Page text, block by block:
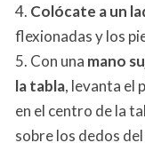
4. Colócate a un
flexionadas y los
5. Con una mano
la tabla, levanta el
en el centro de la
sobre los dedos